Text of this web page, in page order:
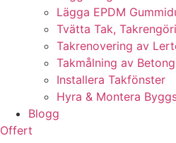
Lägga EPDM
Tvätta Tak,
Takrenovering av
Takmålning av
Installera Takfönster
Hyra & Montera
Blogg
Offert